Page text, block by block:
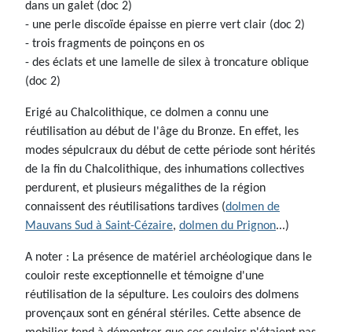
dans un galet (doc 2)
- une perle discoïde épaisse en pierre vert clair (doc 2)
- trois fragments de poinçons en os
- des éclats et une lamelle de silex à troncature oblique
(doc 2)
Erigé au Chalcolithique, ce dolmen a connu une
réutilisation au début de l'âge du Bronze. En effet, les
modes sépulcraux du début de cette période sont hérités
de la fin du Chalcolithique, des inhumations collectives
perdurent, et plusieurs mégalithes de la région
connaissent des réutilisations tardives (dolmen de
Mauvans Sud à Saint-Cézaire, dolmen du Prignon...)
A noter : La présence de matériel archéologique dans le
couloir reste exceptionnelle et témoigne d'une
réutilisation de la sépulture. Les couloirs des dolmens
provençaux sont en général stériles. Cette absence de